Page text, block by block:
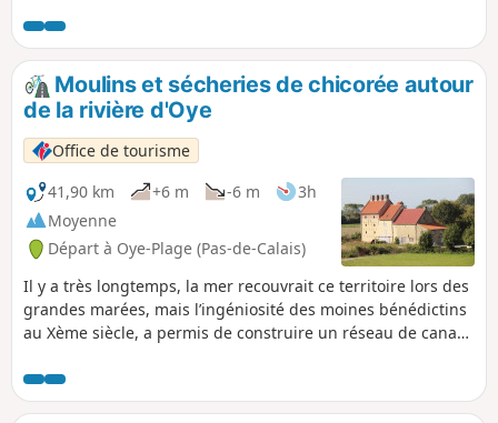
Réserve Naturelle Nationale du Platier
d’Oye.
Moulins et sécheries de chicorée autour
de la rivière d'Oye
Office de tourisme
41,90 km
+6 m -6 m
3h
Moyenne
Départ à Oye-Plage (Pas-de-Calais)
Il y a très longtemps, la mer recouvrait ce territoire lors des
grandes marées, mais l’ingéniosité des moines bénédictins
au Xème siècle, a permis de construire un réseau de canaux
et sableuse favorise la culture de la chicorée. De grands
bâtiments en briques jaunes ou rouges permettaient jadis